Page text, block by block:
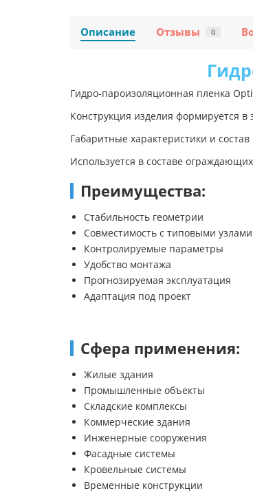
Описание Отзывы 0
Гидро-пароизоляционная пленка
Конструкция изделия формируется
Габаритные характеристики и
Используется в составе
Преимущества:
Стабильность геометрии
Совместимость с типовыми узлами
Контролируемые параметры
Удобство монтажа
Прогнозируемая эксплуатация
Адаптация под проект
Сфера применения:
Жилые здания
Промышленные объекты
Складские комплексы
Коммерческие здания
Инженерные сооружения
Фасадные системы
Кровельные системы
Временные конструкции